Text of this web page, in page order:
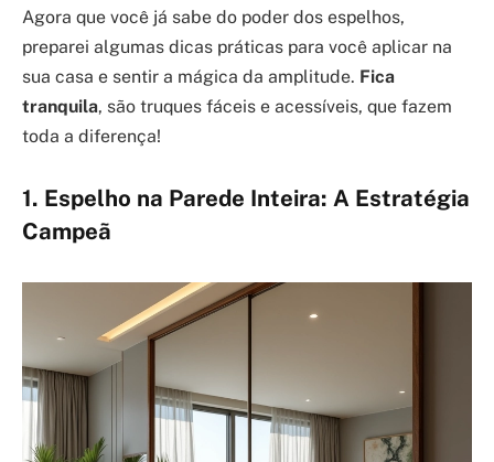
Agora que você já sabe do poder dos espelhos,
preparei algumas dicas práticas para você aplicar na
sua casa e sentir a mágica da amplitude. Fica
tranquila, são truques fáceis e acessíveis, que fazem
toda a diferença!
1. Espelho na Parede Inteira: A Estratégia
Campeã